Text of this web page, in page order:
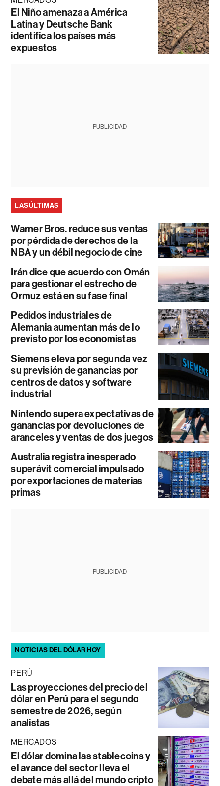
El Niño amenaza a América
Latina y Deutsche Bank
identifica los países más
expuestos
PUBLICIDAD
LAS ÚLTIMAS
Warner Bros. reduce sus ventas
por pérdida de derechos de la
NBA y un débil negocio de cine
Irán dice que acuerdo con Omán
para gestionar el estrecho de
Ormuz está en su fase final
Pedidos industriales de
Alemania aumentan más de lo
previsto por los economistas
Siemens eleva por segunda vez
su previsión de ganancias por
centros de datos y software
industrial
Nintendo supera expectativas de
ganancias por devoluciones de
aranceles y ventas de dos juegos
Australia registra inesperado
superávit comercial impulsado
por exportaciones de materias
primas
PUBLICIDAD
NOTICIAS DEL DÓLAR HOY
PERÚ
Las proyecciones del precio del
dólar en Perú para el segundo
semestre de 2026, según
analistas
MERCADOS
El dólar domina las stablecoins y
el avance del sector lleva el
debate más allá del mundo cripto